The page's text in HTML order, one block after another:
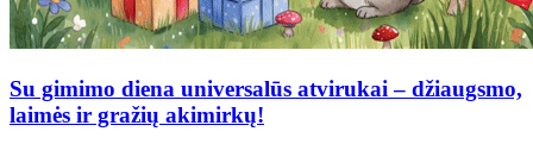
Su gimimo diena universalūs atvirukai – džiaugsmo,
laimės ir gražių akimirkų!